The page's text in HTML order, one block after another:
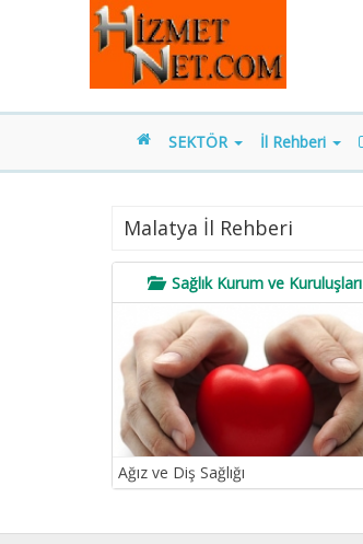
SEKTÖR İl Rehberi
Malatya İl Rehberi
Sağlık Kurum ve Kuruluşları
Ağız ve Diş Sağlığı